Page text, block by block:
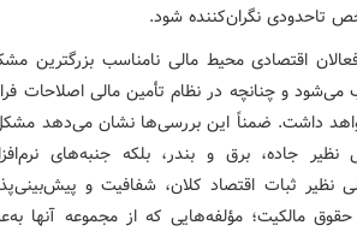
نگران‌کننده شود.
اقتصادی محیط مالی نامناسب بزرگترین
و چنانچه در نظام تأمین مالی اصلاحات
داشت. ضمناً این بررسی‌ها نشان می‌دهد
نظیر جاده، برق و بندر، بلکه جنبه‌های
نظیر ثبات اقتصاد کلان، شفافیت و
مالکیت؛ مؤلفه‌هایی که از مجموعه آنها